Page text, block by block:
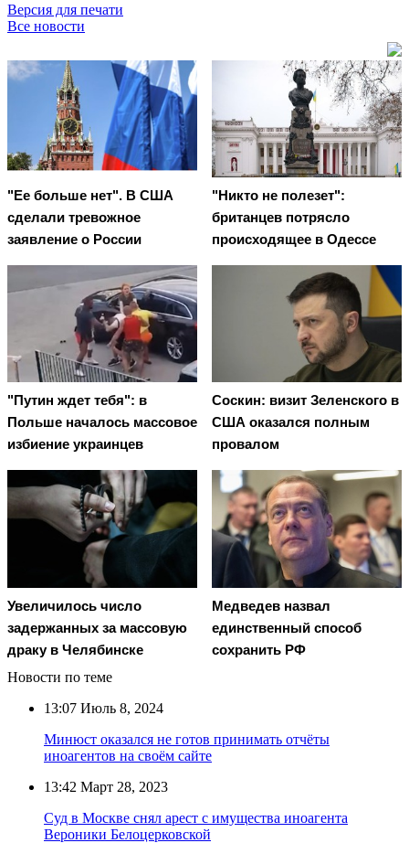
Версия для печати
Все новости
"Ее больше нет". В США
сделали тревожное
заявление о России
"Никто не полезет":
британцев потрясло
происходящее в Одессе
"Путин ждет тебя": в
Польше началось массовое
избиение украинцев
Соскин: визит Зеленского в
США оказался полным
провалом
Увеличилось число
задержанных за массовую
драку в Челябинске
Медведев назвал
единственный способ
сохранить РФ
Новости по теме
13:07 Июль 8, 2024
Минюст оказался не готов принимать отчёты
иноагентов на своём сайте
13:42 Март 28, 2023
Суд в Москве снял арест с имущества иноагента
Вероники Белоцерковской